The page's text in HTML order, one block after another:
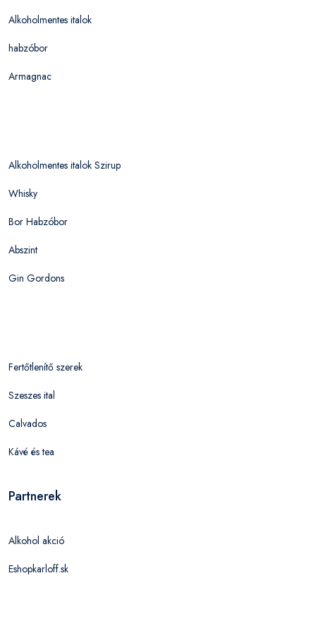
Alkoholmentes italok
habzóbor
Armagnac
Alkoholmentes italok Szirup
Whisky
Bor Habzóbor
Abszint
Gin Gordons
Fertőtlenítő szerek
Szeszes ital
Calvados
Kávé és tea
Partnerek
Alkohol akció
Eshopkarloff.sk